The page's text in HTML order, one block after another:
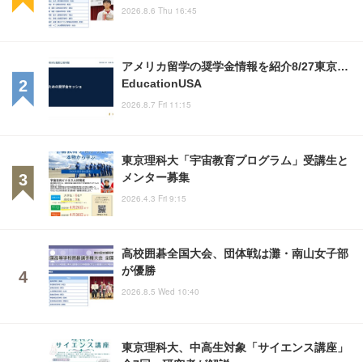
2026.8.6 Thu 16:45
アメリカ留学の奨学金情報を紹介8/27東京…
EducationUSA
2026.8.7 Fri 11:15
東京理科大「宇宙教育プログラム」受講生と
メンター募集
2026.4.3 Fri 9:15
高校囲碁全国大会、団体戦は灘・南山女子部
が優勝
2026.8.5 Wed 10:40
東京理科大、中高生対象「サイエンス講座」